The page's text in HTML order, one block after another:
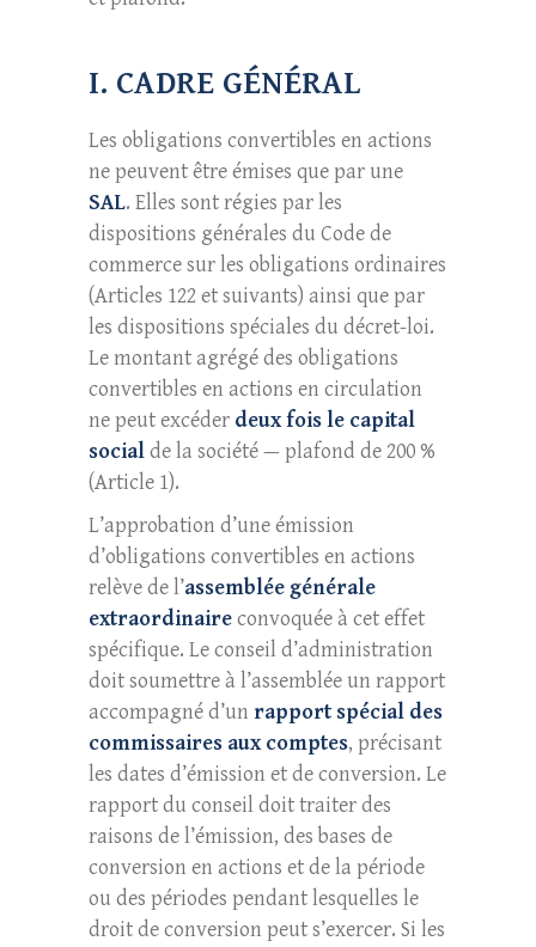
I. CADRE GÉNÉRAL
Les obligations convertibles en actions
ne peuvent être émises que par une
SAL. Elles sont régies par les
dispositions générales du Code de
commerce sur les obligations ordinaires
(Articles 122 et suivants) ainsi que par
les dispositions spéciales du décret-loi.
Le montant agrégé des obligations
convertibles en actions en circulation
ne peut excéder deux fois le capital
socialde la société — plafond de 200 %
(Article 1).
L’approbation d’une émission
d’obligations convertibles en actions
relève de l’assemblée générale
extraordinaireconvoquée à cet effet
spécifique. Le conseil d’administration
doit soumettre à l’assemblée un rapport
accompagné d’un rapport spécial des
commissaires aux comptes, précisant
les dates d’émission et de conversion. Le
rapport du conseil doit traiter des
raisons de l’émission, des bases de
conversion en actions et de la période
ou des périodes pendant lesquelles le
droit de conversion peut s’exercer. Si les